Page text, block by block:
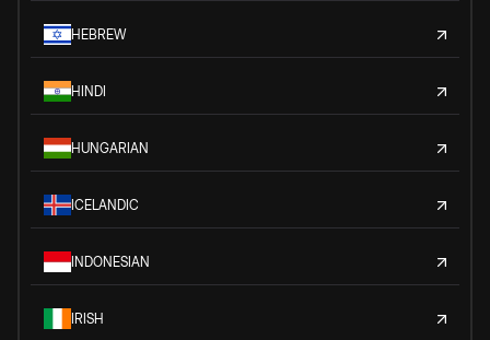
HEBREW
HINDI
HUNGARIAN
ICELANDIC
INDONESIAN
IRISH